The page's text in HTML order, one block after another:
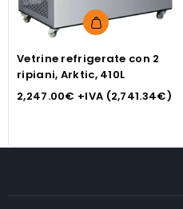
Vetrine refrigerate con 2
ripiani, Arktic, 410L
2,247.00€ +IVA (2,741.34€)